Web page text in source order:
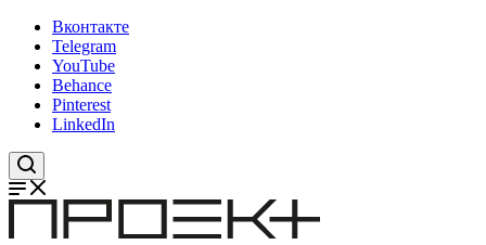
Вконтакте
Telegram
YouTube
Behance
Pinterest
LinkedIn